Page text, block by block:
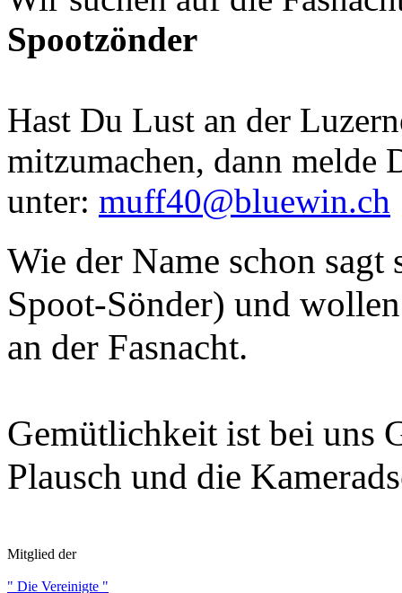
Spootzönder
Hast Du Lust an der
mitzumachen, dann melde
unter: muff40@bluewin.ch
Wie der Name schon
Spoot-Sönder) und
an der Fasnacht.
Gemütlichkeit ist bei uns
Plausch und die
Mitglied der
" Die Vereinigte "